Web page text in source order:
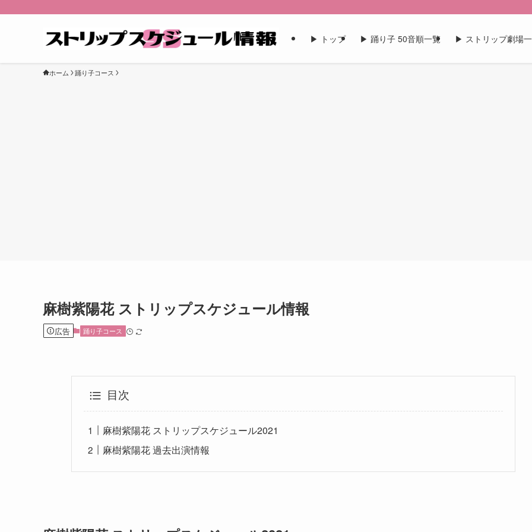
▶︎ トップ ▶︎ 踊り子 50音順一覧 ▶︎ ストリップ劇場
ホーム 踊り子コース
麻樹紫陽花 ストリップスケジュール情報
広告 踊り子コース
目次
麻樹紫陽花 ストリップスケジュール2021
麻樹紫陽花 過去出演情報